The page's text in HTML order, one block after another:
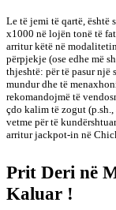
Le të jemi të qartë, është
x1000 në lojën tonë të
arritur këtë në
përpjekje (ose edhe më
thjeshtë: për të pasur një
mundur dhe të
rekomandojmë të
çdo kalim të zogut
vetme për të
arritur jackpot-in në
Prit Deri në
Kaluar !